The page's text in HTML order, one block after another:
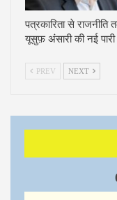
पत्रकारिता से राजनीति
यूसुफ़ अंसारी की नई पारी
PREV NEXT